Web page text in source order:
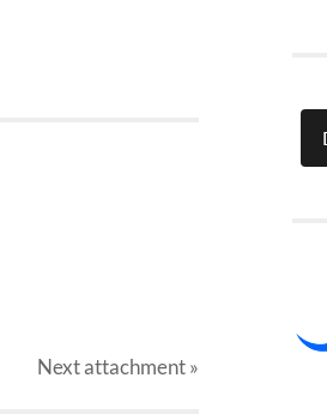
Nextattachment»